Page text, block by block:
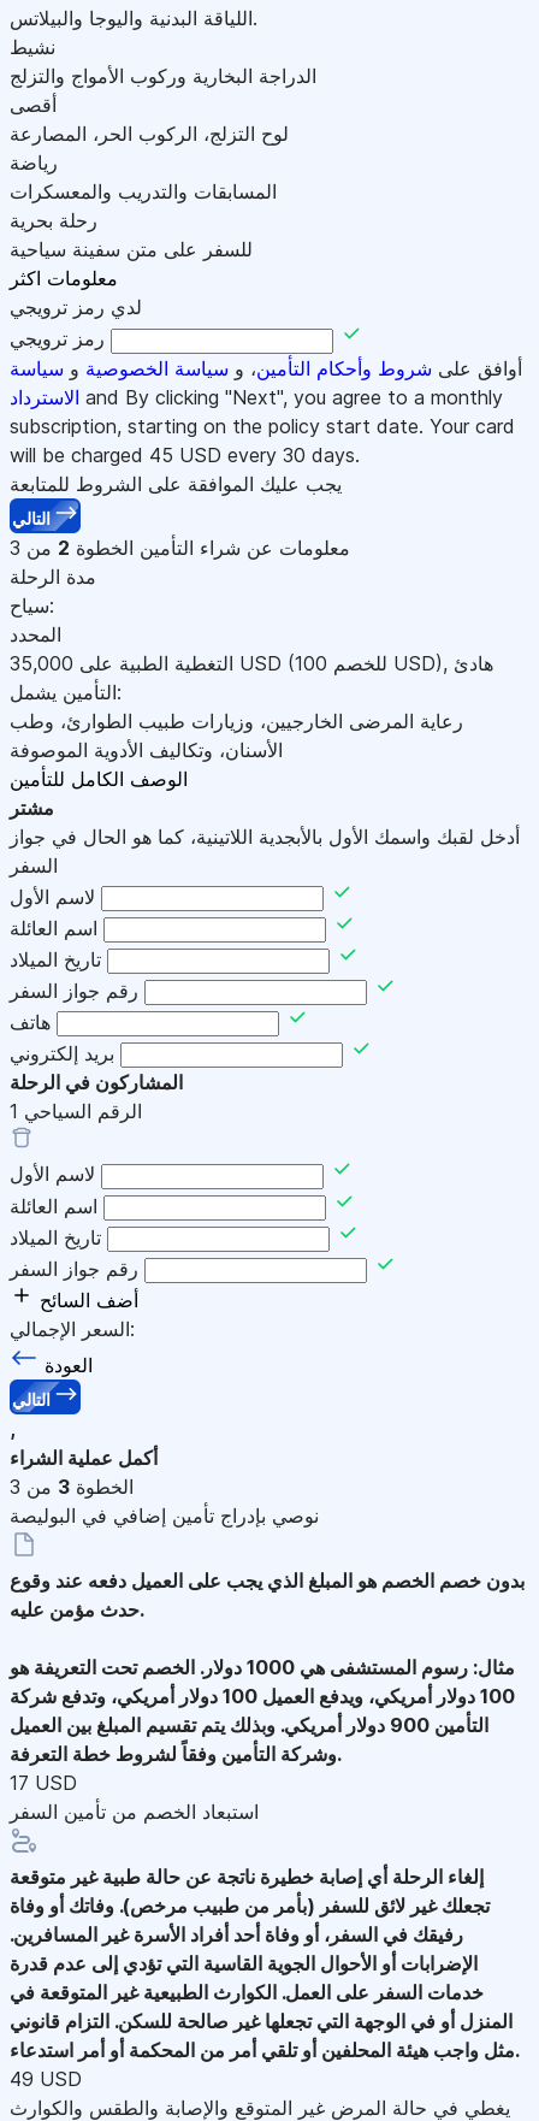
اللياقة البدنية واليوجا والبيلاتس.
نشيط
الدراجة البخارية وركوب الأمواج والتزلج
أقصى
لوح التزلج، الركوب الحر، المصارعة
رياضة
المسابقات والتدريب والمعسكرات
رحلة بحرية
للسفر على متن سفينة سياحية
معلومات اكثر
لدي رمز ترويجي
رمز ترويجي
أوافق على شروط وأحكام التأمين، و سياسة الخصوصية و سياسة
الاسترداد and By clicking "Next", you agree to a monthly
subscription, starting on the policy start date. Your card
will be charged 45 USD every 30 days.
يجب عليك الموافقة على الشروط للمتابعة
التالي
معلومات عن شراء التأمين الخطوة 2 من 3
مدة الرحلة
سياح:
المحدد
التغطية الطبية على 35,000 USD USD), هادئ
التأمين يشمل:
رعاية المرضى الخارجيين، وزيارات طبيب الطوارئ، وطب
الأسنان، وتكاليف الأدوية الموصوفة
الوصف الكامل للتأمين
مشتر
أدخل لقبك واسمك الأول بالأبجدية اللاتينية، كما هو الحال في جواز
السفر
لاسم الأول
اسم العائلة
تاريخ الميلاد
رقم جواز السفر
هاتف
بريد إلكتروني
المشاركون في الرحلة
الرقم السياحي 1
لاسم الأول
اسم العائلة
تاريخ الميلاد
رقم جواز السفر
أضف السائح
السعر الإجمالي:
العودة
التالي
,
أكمل عملية الشراء
الخطوة 3 من 3
نوصي بإدراج تأمين إضافي في البوليصة
بدون خصم الخصم هو المبلغ الذي يجب على العميل دفعه عند وقوع
حدث مؤمن عليه.
مثال: رسوم المستشفى هي 1000 دولار. الخصم تحت التعريفة هو
100 دولار أمريكي، ويدفع العميل 100 دولار أمريكي، وتدفع شركة
التأمين 900 دولار أمريكي. وبذلك يتم تقسيم المبلغ بين العميل
وشركة التأمين وفقاً لشروط خطة التعرفة.
17 USD
استبعاد الخصم من تأمين السفر
إلغاء الرحلة أي إصابة خطيرة ناتجة عن حالة طبية غير متوقعة
تجعلك غير لائق للسفر (بأمر من طبيب مرخص). وفاتك أو وفاة
رفيقك في السفر، أو وفاة أحد أفراد الأسرة غير المسافرين.
الإضرابات أو الأحوال الجوية القاسية التي تؤدي إلى عدم قدرة
خدمات السفر على العمل. الكوارث الطبيعية غير المتوقعة في
المنزل أو في الوجهة التي تجعلها غير صالحة للسكن. التزام قانوني
مثل واجب هيئة المحلفين أو تلقي أمر من المحكمة أو أمر استدعاء.
49 USD
يغطي في حالة المرض غير المتوقع والإصابة والطقس والكوارث